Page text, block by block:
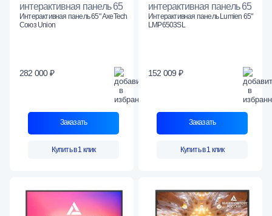
интерактивная панель 65
Интерактивная панель 65" AxeTech
Союз Union
282 000 ₽
Заказать
Купить в 1 клик
интерактивная панель 65
Интерактивная панель Lumien 65"
LMP6503SL
152 009 ₽
Заказать
Купить в 1 клик